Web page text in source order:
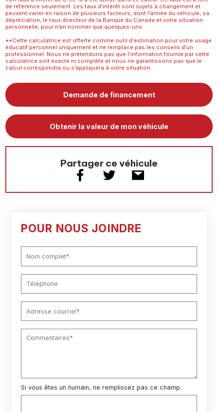
de référence seulement. Les taux d’intérêt sont sujets à changement et
peuvent varier en raison de plusieurs facteurs, dont l’année du véhicule, sa
dépréciation, le taux directeur de la Banque du Canada et votre situation
personnelle, pour n’en nommer que quelques-uns.
**Cette calculatrice est offerte comme outil d'estimation pour votre usage
éducatif personnel uniquement et ne remplace pas les conseils d'un
professionnel. Nous ne prétendons pas que l'information fournie par cette
calculatrice soit exacte ni complète et nous ne garantissons pas que le
calcul correspondra ou s’appliquera à votre situation.
Demande de financement
Obtenir la valeur de mon véhicule
Partager ce véhicule
POUR NOUS JOINDRE
Si vous êtes un humain, ne remplissez pas ce champ.